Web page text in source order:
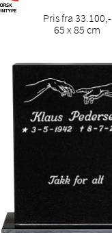
Pris fra 33.100,-
65 x 85 cm